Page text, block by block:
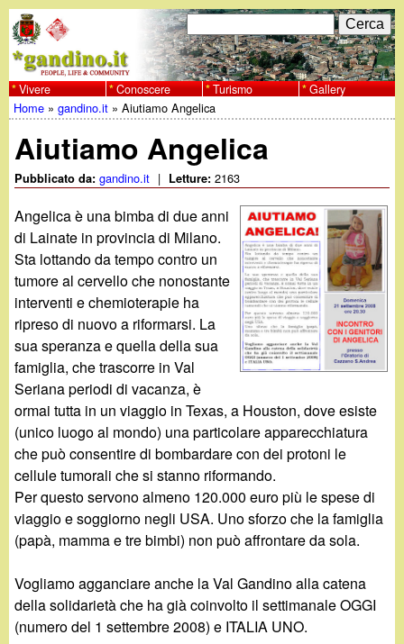
al
contenuto
principale
w
w
w
.
g
a
n
d
i
n
o
.
i
F
o
r
m
d
i
r
i
c
e
r
c
a
C
e
r
c
a
Vivere Conoscere Turismo Gallery
Tu
sei
Home »gandino.it »Aiutiamo Angelica
Aiutiamo Angelica
Pubblicato da:gandino.it | Letture:2163
Angelica è una bimba di due anni
di Lainate in provincia di Milano.
Sta lottando da tempo contro un
tumore al cervello che nonostante
interventi e chemioterapie ha
ripreso di nuovo a riformarsi. La
sua speranza e quella della sua
famiglia, che trascorre in Val
Seriana periodi di vacanza, è
ormai tutta in un viaggio in Texas, a Houston, dove esiste
(unico luogo al mondo) una particolare apparecchiatura
che può consentire di bombardare con dei protoni le
cellule tumorali che si stanno riformando.
Per questo servono almeno 120.000 euro più le spese di
viaggio e soggiorno negli USA. Uno sforzo che la famiglia
(papà, mamma e tre bimbi) non può affrontare da sola.
Vogliamo agganciare anche la Val Gandino alla catena
della solidarietà che ha già coinvolto il settimanale OGGI
(numero del 1 settembre 2008) e ITALIA UNO.